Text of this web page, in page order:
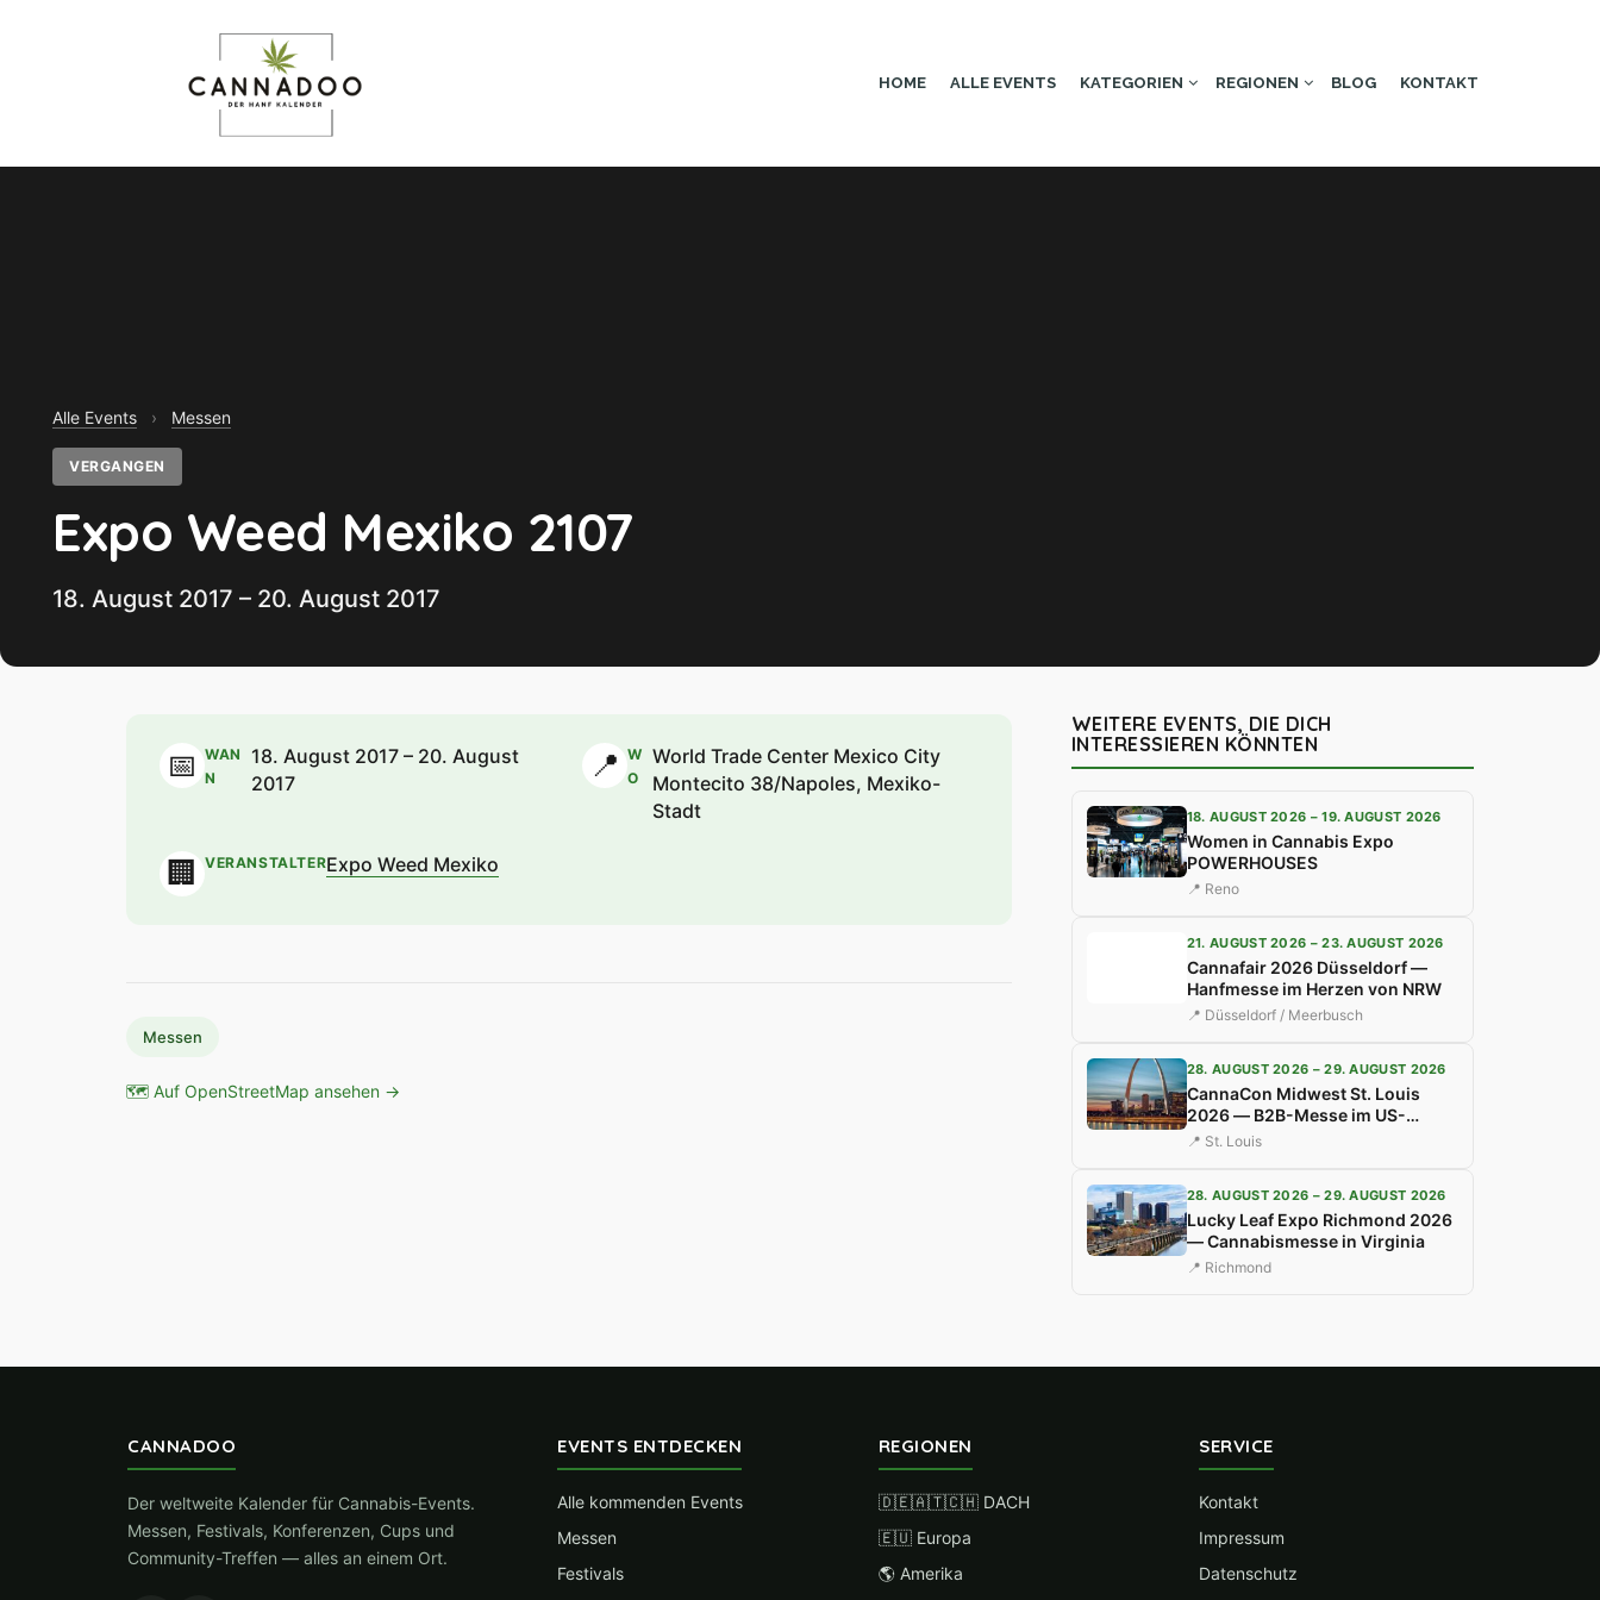
HOME ALLE EVENTS KATEGORIEN REGIONEN BLOG KONTAKT
Alle Events › Messen
VERGANGEN
Expo Weed Mexiko 2107
18. August 2017 – 20. August 2017
📅 WAN
N
18. August 2017 – 20. August
2017
📍 W
O
World Trade Center Mexico City
Montecito 38/Napoles, Mexiko-
Stadt
🏢 VERANSTALTERExpo Weed Mexiko
Messen
🗺 Auf OpenStreetMap ansehen →
WEITERE EVENTS, DIE DICH
INTERESSIEREN KÖNNTEN
18. AUGUST 2026 – 19. AUGUST 2026
Women in Cannabis Expo
POWERHOUSES
📍 Reno
21. AUGUST 2026 – 23. AUGUST 2026
Cannafair 2026 Düsseldorf —
Hanfmesse im Herzen von NRW
📍 Düsseldorf / Meerbusch
28. AUGUST 2026 – 29. AUGUST 2026
CannaCon Midwest St. Louis
2026 — B2B-Messe im US-
Mittleren Westen
📍 St. Louis
28. AUGUST 2026 – 29. AUGUST 2026
Lucky Leaf Expo Richmond 2026
— Cannabismesse in Virginia
📍 Richmond
CANNADOO
Der weltweite Kalender für Cannabis-Events.
Messen, Festivals, Konferenzen, Cups und
Community-Treffen — alles an einem Ort.
EVENTS ENTDECKEN
Alle kommenden Events
Messen
Festivals
REGIONEN
🇩🇪🇦🇹🇨🇭 DACH
🇪🇺 Europa
🌎 Amerika
SERVICE
Kontakt
Impressum
Datenschutz